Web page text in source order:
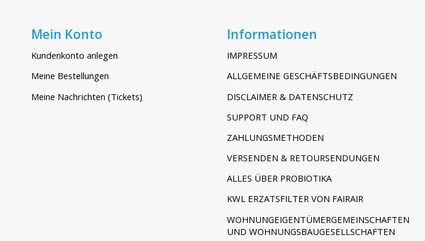
Mein Konto
Kundenkonto anlegen
Meine Bestellungen
Meine Nachrichten (Tickets)
Informationen
IMPRESSUM
ALLGEMEINE GESCHÄFTSBEDINGUNGEN
DISCLAIMER & DATENSCHUTZ
SUPPORT UND FAQ
ZAHLUNGSMETHODEN
VERSENDEN & RETOURSENDUNGEN
ALLES ÜBER PROBIOTIKA
KWL ERZATSFILTER VON FAIRAIR
WOHNUNGEIGENTÜMERGEMEINSCHAFTEN
UND WOHNUNGSBAUGESELLSCHAFTEN